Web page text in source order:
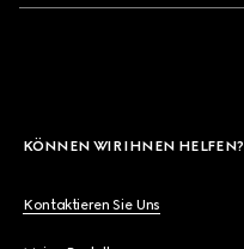
KÖNNEN WIR IHNEN HELFEN?
Kontaktieren Sie Uns